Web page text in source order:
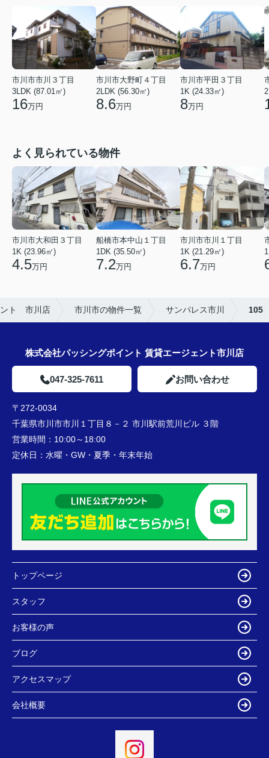
市川市市川３丁目
3LDK (87.01㎡)
16万円
市川市大野町４丁目
2LDK (56.30㎡)
8.6万円
市川市平田３丁目
1K (24.33㎡)
8万円
よく見られている物件
市川市大和田３丁目
1K (23.96㎡)
4.5万円
船橋市本中山１丁目
1DK (35.50㎡)
7.2万円
市川市市川１丁目
1K (21.29㎡)
6.7万円
ント 市川店 市川市の物件一覧 サンパレス市川 105
株式会社パッシングポイント 賃貸エージェント市川店
047-325-7611 お問い合わせ
〒272-0034
千葉県市川市市川１丁目８－２ 市川駅前荒川ビル ３階
営業時間： 10:00～18:00
定休日： 水曜・GW・夏季・年末年始
トップページ
スタッフ
お客様の声
ブログ
アクセスマップ
会社概要